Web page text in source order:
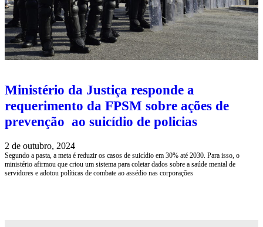
Ministério da Justiça responde a
requerimento da FPSM sobre ações de
prevenção ao suicídio de policias
2 de outubro, 2024
Segundo a pasta, a meta é reduzir os casos de suicídio em 30% até 2030. Para isso, o
ministério afirmou que criou um sistema para coletar dados sobre a saúde mental de
servidores e adotou políticas de combate ao assédio nas corporações